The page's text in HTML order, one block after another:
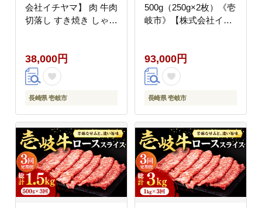
会社イチヤマ】 肉 牛肉
切落し すき焼き しゃぶ
38,000円
長崎県 壱岐市
500g（250g×2枚）《壱
岐市》【株式会社イチ
BBQ [JFE018] 93000
93000円
93,000円
長崎県 壱岐市